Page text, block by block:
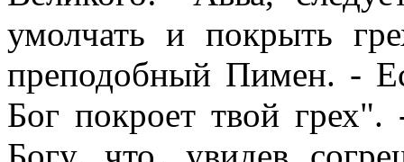
умолчать и покрыть
преподобный Пимен. -
Бог покроет твой